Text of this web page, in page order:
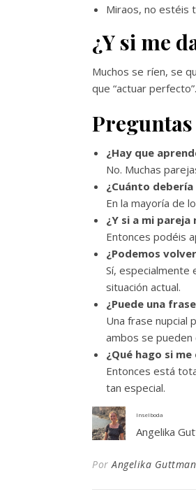
Miraos, no estéis
¿Y si me
Muchos se ríen, se
que “actuar
¿Hay que
No. Muchas
¿Cuánto
En la mayoría de
¿Y si a mi
Entonces podéis
¿Podemos
Sí, especialmente
situación actual.
¿Puede una
Una frase nupcial
ambos se pueden
¿Qué hago si
Entonces está
tan especial.
Inselboda
Angelika
PorAngelika